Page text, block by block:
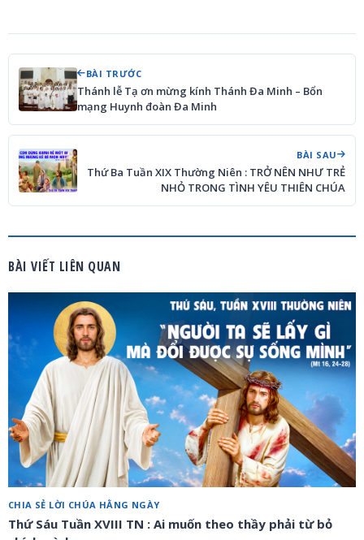
BÀI TRƯỚC
Thánh lễ Tạ ơn mừng kính Thánh Đa Minh – Bổn
mạng Huynh đoàn Đa Minh
BÀI SAU
Thứ Ba Tuần XIX Thường Niên : TRỞ NÊN NHƯ TRẺ
NHỎ TRONG TÌNH YÊU THIÊN CHÚA
BÀI VIẾT LIÊN QUAN
CHIA SẺ LỜI CHÚA HẰNG NGÀY
Thứ Sáu Tuần XVIII TN : Ai muốn theo thầy phải từ bỏ